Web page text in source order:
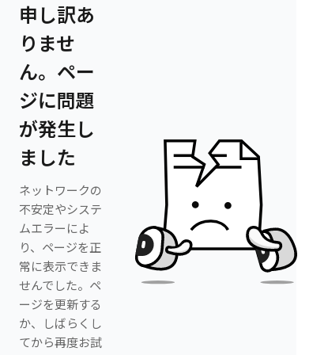
申し訳あ
りませ
ん。ペー
ジに問題
が発生し
ました
ネットワークの
不安定やシステ
ムエラーによ
り、ページを正
常に表示できま
せんでした。ペ
ージを更新する
か、しばらくし
てから再度お試